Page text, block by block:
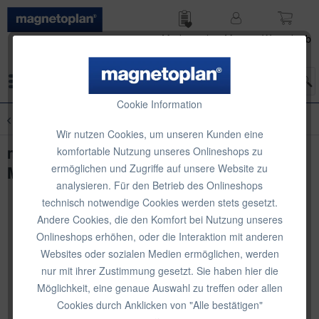
Merk­zettel
Mein
Waren­korb
Cookie Information
Wir nutzen Cookies, um unseren Kunden eine
komfortable Nutzung unseres Onlineshops zu
ermöglichen und Zugriffe auf unsere Website zu
analysieren. Für den Betrieb des Onlineshops
technisch notwendige Cookies werden stets gesetzt.
Andere Cookies, die den Komfort bei Nutzung unseres
Onlineshops erhöhen, oder die Interaktion mit anderen
Websites oder sozialen Medien ermöglichen, werden
nur mit ihrer Zustimmung gesetzt. Sie haben hier die
Möglichkeit, eine genaue Auswahl zu treffen oder allen
Cookies durch Anklicken von "Alle bestätigen"
magnetoplan Whiteboard Zubehör-Set,
Medium